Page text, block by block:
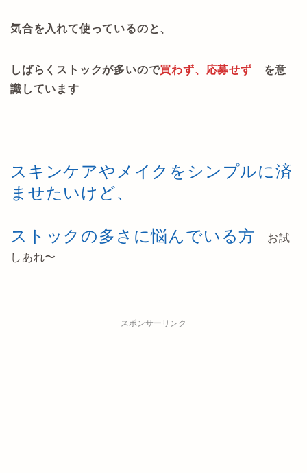
気合を入れて使っているのと、
しばらくストックが多いので買わず、応募せず を意
識しています
スキンケアやメイクをシンプルに済
ませたいけど、
ストックの多さに悩んでいる方
お試
しあれ〜
スポンサーリンク